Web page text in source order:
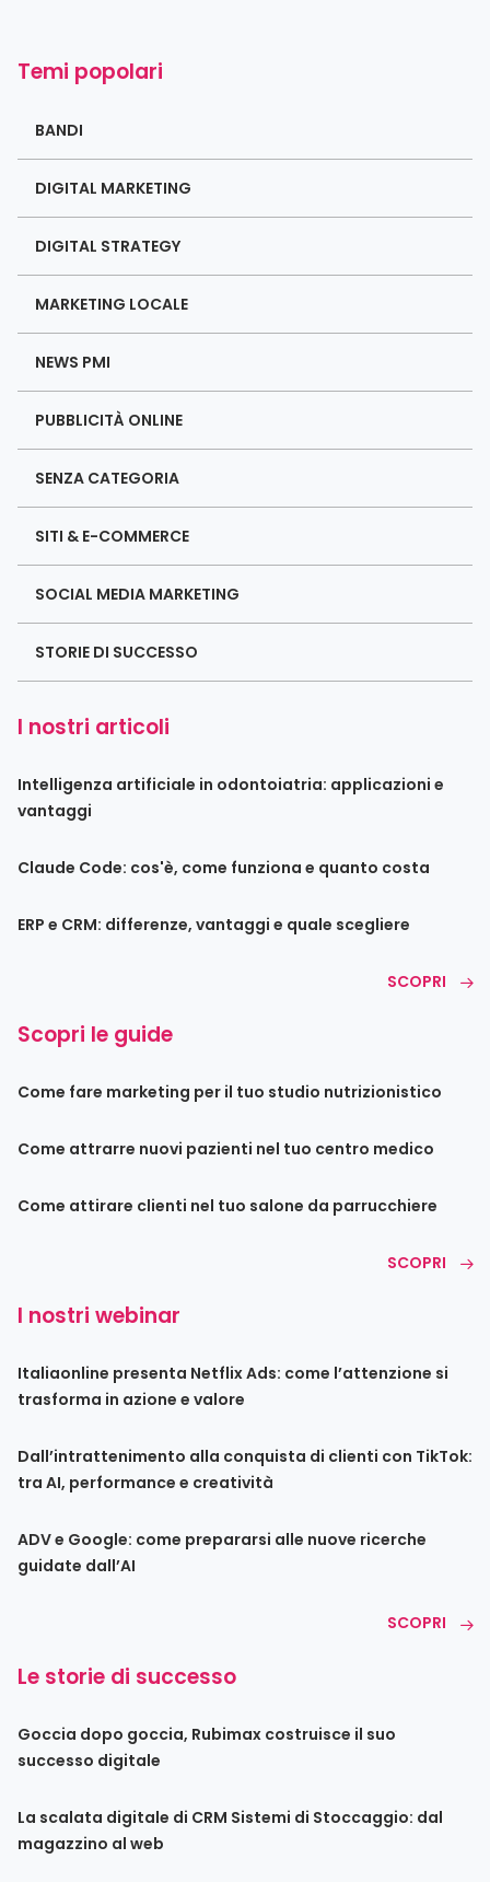
Temi popolari
BANDI
DIGITAL MARKETING
DIGITAL STRATEGY
MARKETING LOCALE
NEWS PMI
PUBBLICITÀ ONLINE
SENZA CATEGORIA
SITI & E-COMMERCE
SOCIAL MEDIA MARKETING
STORIE DI SUCCESSO
I nostri articoli
Intelligenza artificiale in odontoiatria: applicazioni e
vantaggi
Claude Code: cos'è, come funziona e quanto costa
ERP e CRM: differenze, vantaggi e quale scegliere
SCOPRI
Scopri le guide
Come fare marketing per il tuo studio nutrizionistico
Come attrarre nuovi pazienti nel tuo centro medico
Come attirare clienti nel tuo salone da parrucchiere
SCOPRI
I nostri webinar
Italiaonline presenta Netflix Ads: come l’attenzione si
trasforma in azione e valore
Dall’intrattenimento alla conquista di clienti con TikTok:
tra AI, performance e creatività
ADV e Google: come prepararsi alle nuove ricerche
guidate dall’AI
SCOPRI
Le storie di successo
Goccia dopo goccia, Rubimax costruisce il suo
successo digitale
La scalata digitale di CRM Sistemi di Stoccaggio: dal
magazzino al web